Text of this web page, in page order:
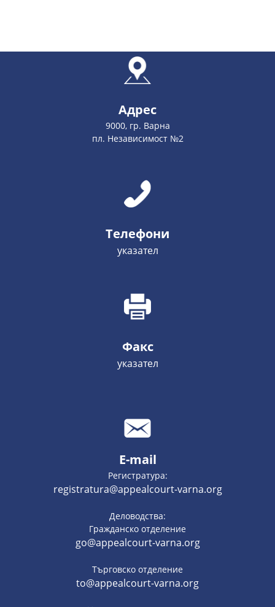
Адрес
9000, гр. Варна
пл. Независимост №2
Телефони
указател
Факс
указател
E-mail
Регистратура:
registratura@appealcourt-varna.org
Деловодства:
Гражданско отделение
go@appealcourt-varna.org
Търговско отделение
to@appealcourt-varna.org